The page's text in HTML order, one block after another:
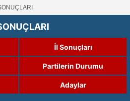
İl Sonuçları
Partilerin Durumu
Adaylar